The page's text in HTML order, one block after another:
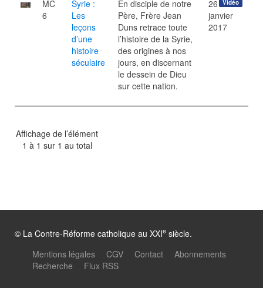
MC
6
Syrie :
Les
leçons
d’une
histoire
séculaire
En disciple de notre
Père, Frère Jean
Duns retrace toute
l’histoire de la Syrie,
des origines à nos
jours, en discernant
le dessein de Dieu
sur cette nation.
Vidéo
26
janvier
2017
Affichage de l’élément
1 à 1 sur 1 au total
© La Contre-Réforme catholique au XXIe siècle.
Mentions légales
CGV Contact
Abonnements
Recherche
Flux RSS